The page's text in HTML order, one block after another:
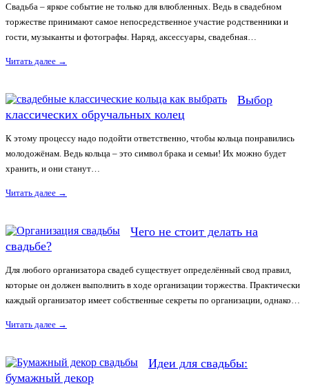
Свадьба – яркое событие не только для влюбленных. Ведь в свадебном
торжестве принимают самое непосредственное участие родственники и
гости, музыканты и фотографы. Наряд, аксессуары, свадебная…
Читать далее →
Выбор
классических обручальных колец
К этому процессу надо подойти ответственно, чтобы кольца понравились
молодожёнам. Ведь кольца – это символ брака и семьи! Их можно будет
хранить, и они станут…
Читать далее →
Чего не стоит делать на
свадьбе?
Для любого организатора свадеб существует определённый свод правил,
которые он должен выполнить в ходе организации торжества. Практически
каждый организатор имеет собственные секреты по организации, однако…
Читать далее →
Идеи для свадьбы:
бумажный декор